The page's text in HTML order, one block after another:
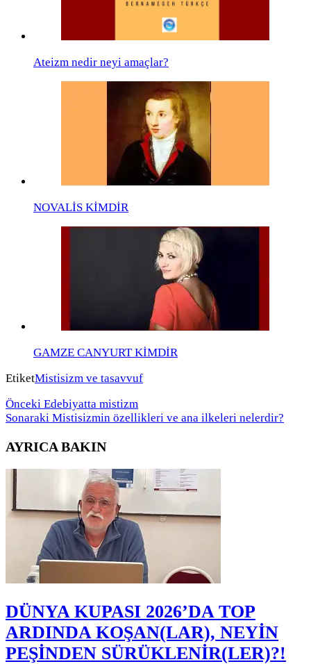
Ateizm nedir neyi amaçlar?
NOVALİS KİMDİR
GAMZE CANYURT KİMDİR
EtiketMistisizm ve tasavvuf
Önceki Edebiyatta mistizm
Sonaraki Mistisizmin özellikleri ve ana ilkeleri nelerdir?
AYRICA BAKIN
DÜNYA KUPASI 2026’DA TOP
ARDINDA KOŞAN(LAR), NEYİN
PEŞİNDEN SÜRÜKLENİR(LER)?!